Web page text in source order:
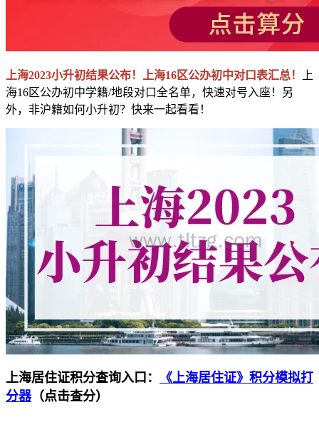
上海2023小升初结果公布！上海16区公办初中对口表汇总！
上
海16区公办初中学籍/地段对口全名单，快速对号入座！另
外，非沪籍如何小升初？快来一起看看！
上海居住证积分查询入口：
《上海居住证》积分模拟打
分器（点击查分）